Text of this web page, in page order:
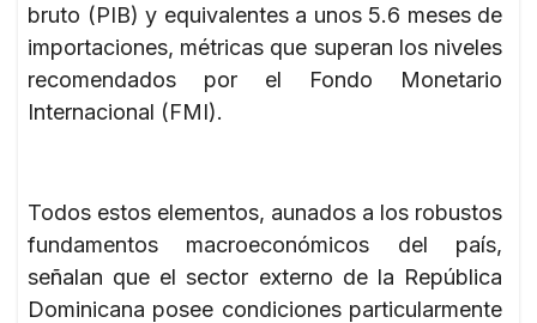
bruto (PIB) y equivalentes a unos 5.6 meses de
importaciones, métricas que superan los niveles
recomendados por el Fondo Monetario
Internacional (FMI).
Todos estos elementos, aunados a los robustos
fundamentos macroeconómicos del país,
señalan que el sector externo de la República
Dominicana posee condiciones particularmente